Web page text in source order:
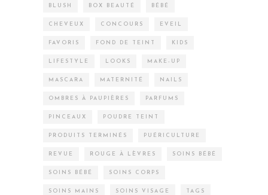
BLUSH BOX BEAUTÉ BÉBÉ
CHEVEUX CONCOURS EVEIL
FAVORIS FOND DE TEINT KIDS
LIFESTYLE LOOKS MAKE-UP
MASCARA MATERNITÉ NAILS
OMBRES À PAUPIÈRES PARFUMS
PINCEAUX POUDRE TEINT
PRODUITS TERMINÉS PUÉRICULTURE
REVUE ROUGE À LÈVRES SOINS BÉBÉ
SOINS BÉBÉ SOINS CORPS
SOINS MAINS SOINS VISAGE TAGS